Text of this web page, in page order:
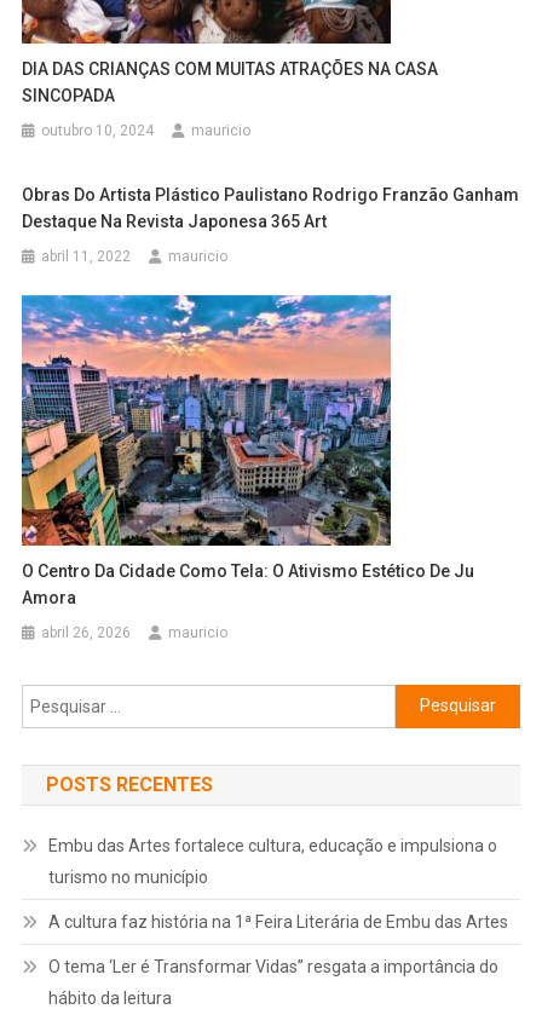
DIA DAS CRIANÇAS COM MUITAS ATRAÇÕES NA CASA
SINCOPADA
outubro 10, 2024 mauricio
Obras Do Artista Plástico Paulistano Rodrigo Franzão Ganham
Destaque Na Revista Japonesa 365 Art
abril 11, 2022 mauricio
O Centro Da Cidade Como Tela: O Ativismo Estético De Ju
Amora
abril 26, 2026 mauricio
Pesquisar
por:
POSTS RECENTES
Embu das Artes fortalece cultura, educação e impulsiona o
turismo no município
A cultura faz história na 1ª Feira Literária de Embu das Artes
O tema ‘Ler é Transformar Vidas” resgata a importância do
hábito da leitura